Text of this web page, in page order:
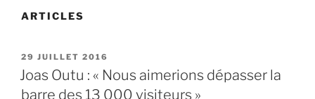
ARTICLES
PUBLIÉ
LE
29 JUILLET 2016
Joas Outu : « Nous aimerions dépasser la
barre des 13 000 visiteurs »